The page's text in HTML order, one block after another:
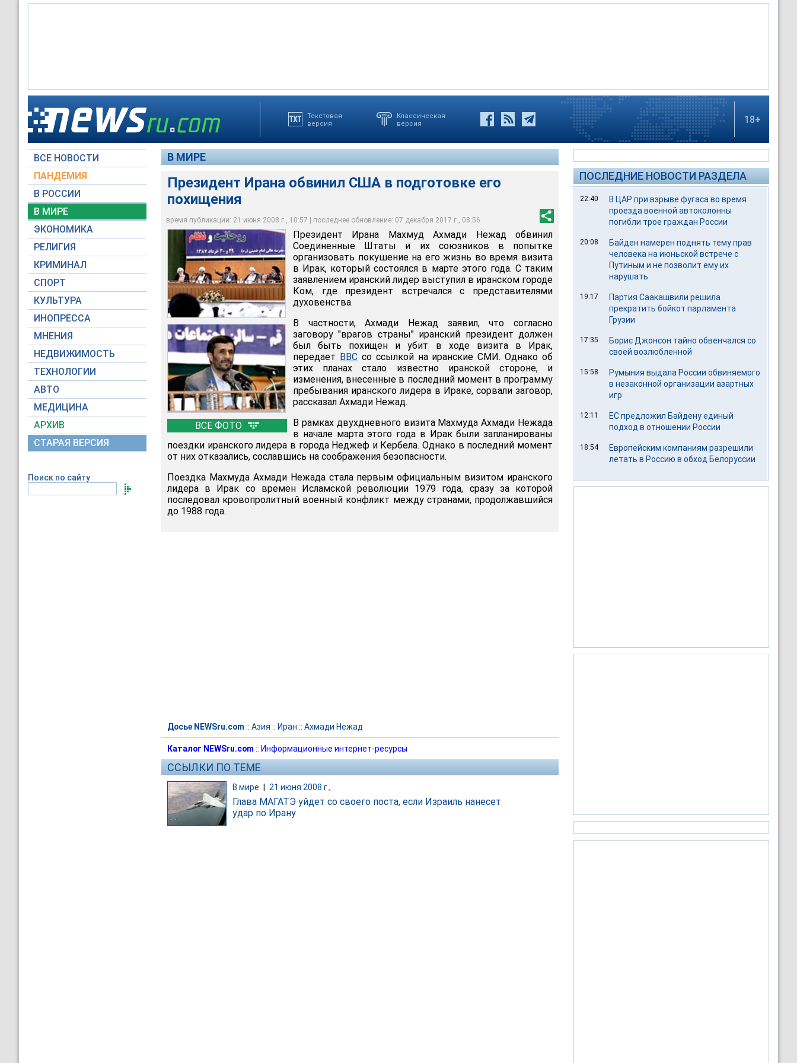
Текстовая
версия
Классическая
версия
18+
ВСЕ НОВОСТИ
ПАНДЕМИЯ
В РОССИИ
В МИРЕ
ЭКОНОМИКА
РЕЛИГИЯ
КРИМИНАЛ
СПОРТ
КУЛЬТУРА
ИНОПРЕССА
МНЕНИЯ
НЕДВИЖИМОСТЬ
ТЕХНОЛОГИИ
АВТО
МЕДИЦИНА
АРХИВ
СТАРАЯ ВЕРСИЯ
Поиск по сайту
В МИРЕ
Президент Ирана обвинил США в подготовке его
похищения
время публикации: 21 июня 2008 г., 10:57 | последнее обновление: 07 декабря 2017 г., 08:56
ВСЕ ФОТО
Президент Ирана Махмуд Ахмади Нежад обвинил Соединенные Штаты и их
союзников в попытке организовать покушение на его жизнь во время визита в Ирак,
который состоялся в марте этого года
president.ir
В частности, Ахмади Нежад заявил, что согласно заговору "врагов страны" иранский
президент должен был быть похищен и убит в ходе визита в Ирак
president.ir
В рамках двухдневного визита Махмуда Ахмади Нежада в начале марта этого года в
Ирак были запланированы поездки иранского лидера в города Неджеф и Кербела.
Однако в последний момент от них отказались, сославшись на соображения
безопасности
Архив NEWSru.com
Президент Ирана Махмуд Ахмади Нежад обвинил
Соединенные Штаты и их союзников в попытке
организовать покушение на его жизнь во время визита
в Ирак, который состоялся в марте этого года. С таким
заявлением иранский лидер выступил в иранском городе
Ком, где президент встречался с представителями
духовенства.
В частности, Ахмади Нежад заявил, что согласно
заговору "врагов страны" иранский президент должен
был быть похищен и убит в ходе визита в Ирак,
передает ВВСсо ссылкой на иранские СМИ. Однако об
этих планах стало известно иранской стороне, и
изменения, внесенные в последний момент в программу
пребывания иранского лидера в Ираке, сорвали заговор,
рассказал Ахмади Нежад.
В рамках двухдневного визита Махмуда Ахмади Нежада
в начале марта этого года в Ирак были запланированы
поездки иранского лидера в города Неджеф и Кербела. Однако в последний момент
от них отказались, сославшись на соображения безопасности.
Поездка Махмуда Ахмади Нежада стала первым официальным визитом иранского
лидера в Ирак со времен Исламской революции 1979 года, сразу за которой
последовал кровопролитный военный конфликт между странами, продолжавшийся
до 1988 года.
Досье NEWSru.com :: Азия :: Иран :: Ахмади Нежад
Каталог NEWSru.com :: Информационные интернет-ресурсы
ССЫЛКИ ПО ТЕМЕ
В мире 21 июня 2008 г.,
Глава МАГАТЭ уйдет со своего поста, если Израиль нанесет
удар по Ирану
ПОСЛЕДНИЕ НОВОСТИ РАЗДЕЛА
22:40
В ЦАР при взрыве фугаса во время
проезда военной автоколонны
погибли трое граждан России
20:08
Байден намерен поднять тему прав
человека на июньской встрече с
Путиным и не позволит ему их
нарушать
19:17
Партия Саакашвили решила
прекратить бойкот парламента
Грузии
17:35
Борис Джонсон тайно обвенчался со
своей возлюбленной
15:58
Румыния выдала России обвиняемого
в незаконной организации азартных
игр
12:11
ЕС предложил Байдену единый
подход в отношении России
18:54
Европейским компаниям разрешили
летать в Россию в обход Белоруссии